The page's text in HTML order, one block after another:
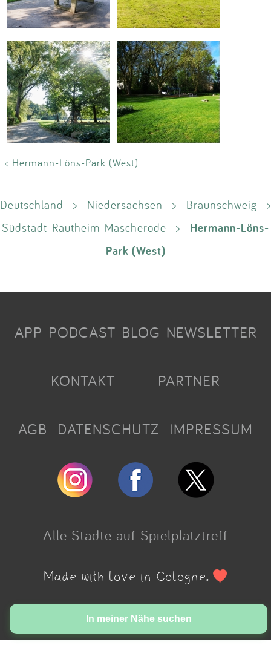
< Hermann-Löns-Park (West)
Deutschland > Niedersachsen > Braunschweig
>
Südstadt-Rautheim-Mascherode
>
Hermann-Löns-
Park (West)
In meiner Nähe suchen
APP PODCAST BLOG NEWSLETTER
KONTAKT PARTNER
AGB DATENSCHUTZ IMPRESSUM
Alle Städte auf Spielplatztreff
Made with love in Cologne.